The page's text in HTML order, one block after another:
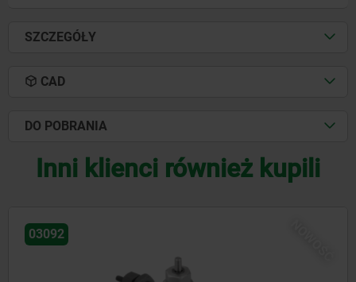
SZCZEGÓŁY
CAD
DO POBRANIA
Inni klienci również kupili
03096